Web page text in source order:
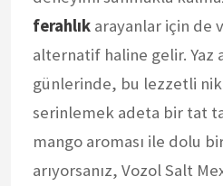
ferahlık arayanlar için de
alternatif haline gelir. Yaz
günlerinde, bu lezzetli
serinlemek adeta bir tat
mango aroması ile dolu
arıyorsanız, Vozol Salt